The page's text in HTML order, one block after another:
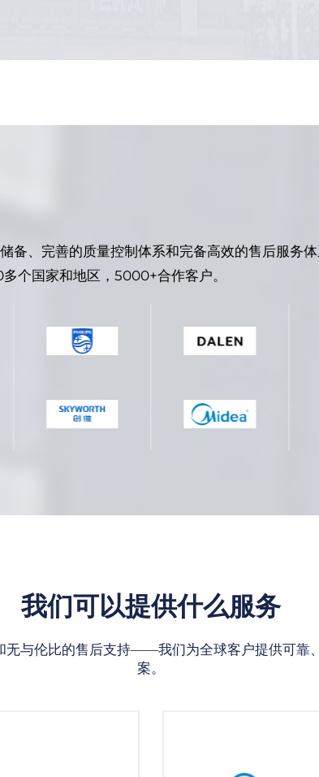
备、完善的质量控制体系和完备高效的售后服务
个国家和地区，5000+合作客户。
我们可以提供什么服务
无与伦比的售后支持——我们为全球客户提供可靠
案。